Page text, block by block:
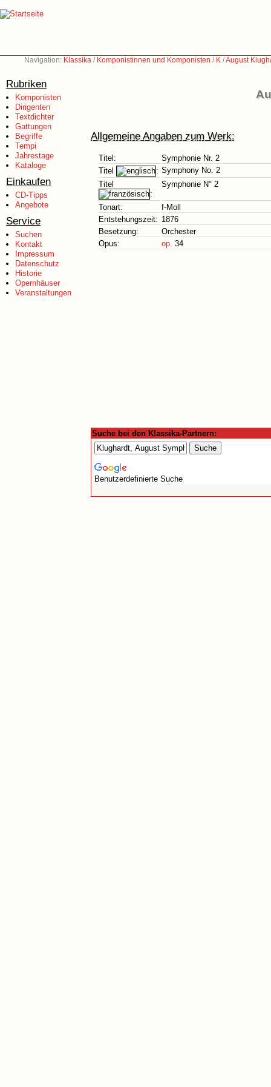
Navigation: Klassika / Komponistinnen und Komponisten / K /August
Rubriken
Komponisten
Dirigenten
Textdichter
Gattungen
Begriffe
Tempi
Jahrestage
Kataloge
Einkaufen
CD-Tipps
Angebote
Service
Suchen
Kontakt
Impressum
Datenschutz
Historie
Opernhäuser
Veranstaltungen
Allgemeine Angaben zum Werk:
Titel:
Symphonie Nr. 2
Titel
: Symphony No. 2
Titel
:
Symphonie N° 2
Tonart:
f-Moll
Entstehungszeit: 1876
Besetzung:
Orchester
Opus:
op. 34
Suche bei den Klassika-Partnern:
Benutzerdefinierte Suche